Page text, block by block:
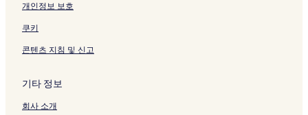
개인정보 보호
쿠키
콘텐츠 지침 및 신고
기타 정보
회사 소개